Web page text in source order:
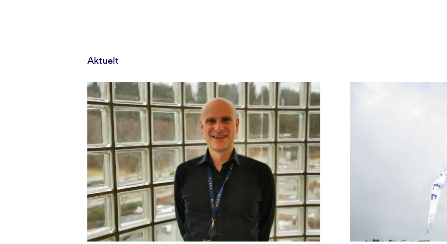
Aktuelt